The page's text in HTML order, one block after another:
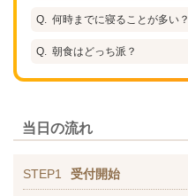
何時までに寝ることが多い？
朝食はどっち派？
当日の流れ
STEP1 受付開始